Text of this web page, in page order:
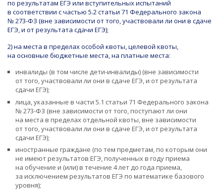
по результатам ЕГЭ или вступительных испытаний
в соответствии с частью 5.2 статьи 71 Федерального закона
№273-ФЗ (вне зависимости от того, участвовали ли они в сдаче
ЕГЭ, и от результата сдачи ЕГЭ);
2) на места в пределах особой квоты, целевой квоты,
на основные бюджетные места, на платные места:
инвалиды (в том числе дети-инвалиды) (вне зависимости
от того, участвовали ли они в сдаче ЕГЭ, и от результата
сдачи ЕГЭ);
лица, указанные в части 5.1 статьи 71 Федерального закона
№273-ФЗ (вне зависимости от того, поступают ли они
на места в пределах отдельной квоты, вне зависимости
от того, участвовали ли они в сдаче ЕГЭ, и от результата
сдачи ЕГЭ);
иностранные граждане (по тем предметам, по которым они
не имеют результатов ЕГЭ, полученных в году приема
на обучение и (или) в течение 4 лет до года приема,
за исключением результатов ЕГЭ по математике базового
уровня);